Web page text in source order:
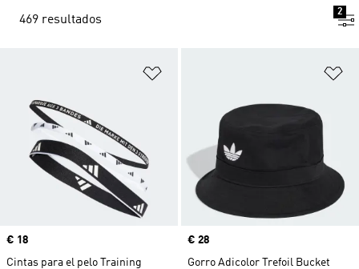
469 resultados
2
Precio
€ 18
Cintas para el pelo Training
Precio
€ 28
Gorro Adicolor Trefoil Bucket